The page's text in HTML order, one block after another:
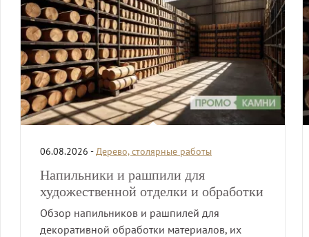
06.08.2026 - Дерево, столярные работы
Напильники и рашпили для
художественной отделки и обработки
Обзор напильников и рашпилей для
декоративной обработки материалов, их